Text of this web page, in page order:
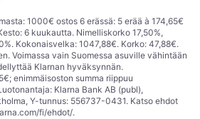
1000€ ostos 6 erässä: 5 erää à 174,65€
6 kuukautta. Nimelliskorko 17,50%,
Kokonaisvelka: 1047,88€. Korko: 47,88€.
Voimassa vain Suomessa asuville vähintään
Klarnan hyväksynnän.
enimmäisoston summa riippuu
Klarna Bank AB (publ),
Y-tunnus: 556737-0431. Katso ehdot
fi/ehdot/.